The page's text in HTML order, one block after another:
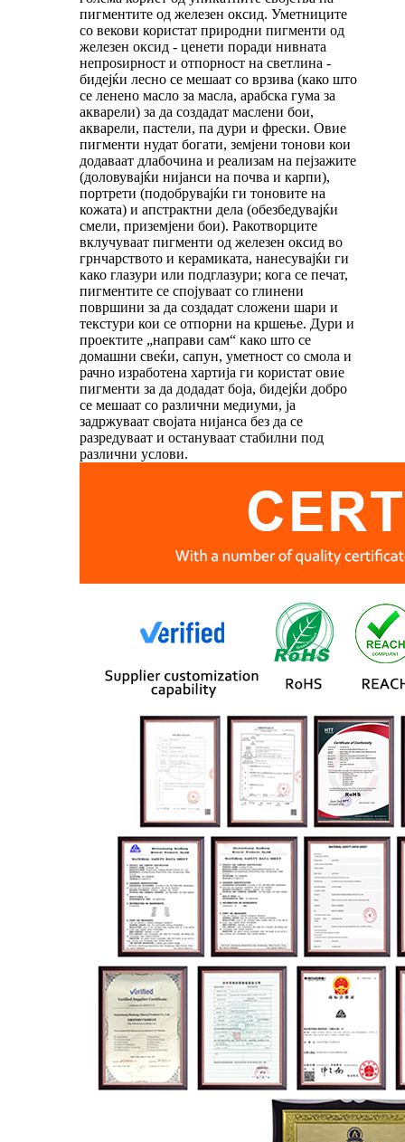
пигментите од железен оксид. Уметниците
со векови користат природни пигменти од
железен оксид - ценети поради нивната
непроѕирност и отпорност на светлина -
бидејќи лесно се мешаат со врзива (како што
се ленено масло за масла, арабска гума за
акварели) за да создадат маслени бои,
акварели, пастели, па дури и фрески. Овие
пигменти нудат богати, земјени тонови кои
додаваат длабочина и реализам на пејзажите
(доловувајќи нијанси на почва и карпи),
портрети (подобрувајќи ги тоновите на
кожата) и апстрактни дела (обезбедувајќи
смели, приземјени бои). Ракотворците
вклучуваат пигменти од железен оксид во
грнчарството и керамиката, нанесувајќи ги
како глазури или подглазури; кога се печат,
пигментите се спојуваат со глинени
површини за да создадат сложени шари и
текстури кои се отпорни на кршење. Дури и
проектите „направи сам“ како што се
домашни свеќи, сапун, уметност со смола и
рачно изработена хартија ги користат овие
пигменти за да додадат боја, бидејќи добро
се мешаат со различни медиуми, ја
задржуваат својата нијанса без да се
разредуваат и остануваат стабилни под
различни услови.